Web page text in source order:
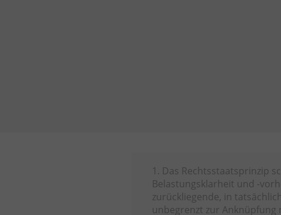
1. Das Rechtsstaatsprinzip
Belastungsklarheit und -
zurückliegende, in
unbegrenzt zur Anknüpfung